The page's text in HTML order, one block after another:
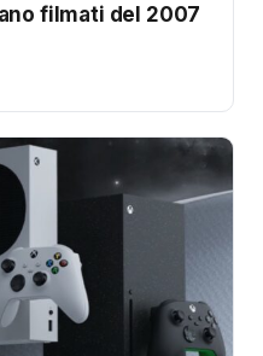
filmati del 2007